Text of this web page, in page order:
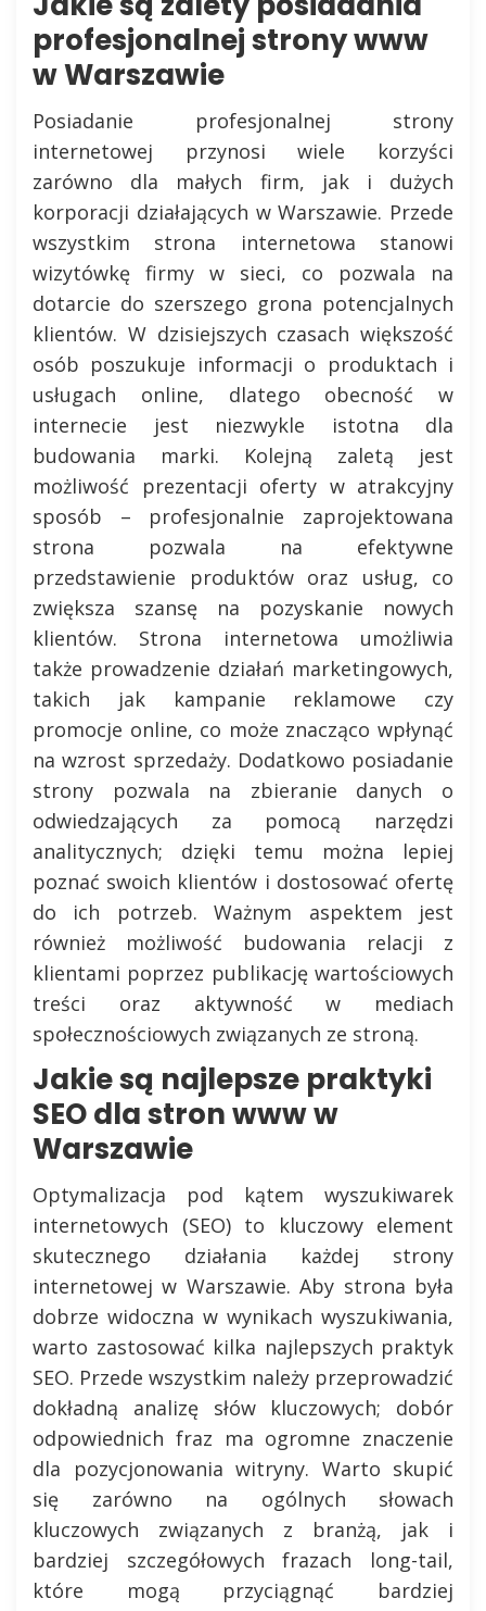
profesjonalnej strony www
w Warszawie
Posiadanie profesjonalnej strony
internetowej przynosi wiele korzyści
zarówno dla małych firm, jak i dużych
korporacji działających w Warszawie. Przede
wszystkim strona internetowa stanowi
wizytówkę firmy w sieci, co pozwala na
dotarcie do szerszego grona potencjalnych
klientów. W dzisiejszych czasach większość
osób poszukuje informacji o produktach i
usługach online, dlatego obecność w
internecie jest niezwykle istotna dla
budowania marki. Kolejną zaletą jest
możliwość prezentacji oferty w atrakcyjny
sposób – profesjonalnie zaprojektowana
strona pozwala na efektywne
przedstawienie produktów oraz usług, co
zwiększa szansę na pozyskanie nowych
klientów. Strona internetowa umożliwia
także prowadzenie działań marketingowych,
takich jak kampanie reklamowe czy
promocje online, co może znacząco wpłynąć
na wzrost sprzedaży. Dodatkowo posiadanie
strony pozwala na zbieranie danych o
odwiedzających za pomocą narzędzi
analitycznych; dzięki temu można lepiej
poznać swoich klientów i dostosować ofertę
do ich potrzeb. Ważnym aspektem jest
również możliwość budowania relacji z
klientami poprzez publikację wartościowych
treści oraz aktywność w mediach
społecznościowych związanych ze stroną.
Jakie są najlepsze praktyki
SEO dla stron www w
Warszawie
Optymalizacja pod kątem wyszukiwarek
internetowych (SEO) to kluczowy element
skutecznego działania każdej strony
internetowej w Warszawie. Aby strona była
dobrze widoczna w wynikach wyszukiwania,
warto zastosować kilka najlepszych praktyk
SEO. Przede wszystkim należy przeprowadzić
dokładną analizę słów kluczowych; dobór
odpowiednich fraz ma ogromne znaczenie
dla pozycjonowania witryny. Warto skupić
się zarówno na ogólnych słowach
kluczowych związanych z branżą, jak i
bardziej szczegółowych frazach long-tail,
które mogą przyciągnąć bardziej